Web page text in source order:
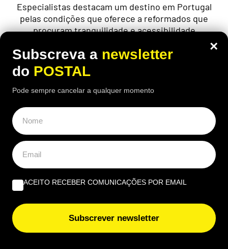
Especialistas destacam um destino em Portugal
pelas condições que oferece a reformados que
procuram tranquilidade e acessibilidade
ÚLTIMAS NOTÍCIAS
Primark ‘acelera’ em Portugal e estreia-se nestas duas
cidades: novas lojas vão abrir já em setembro
REN prevê quebra de 45% na produção solar durante o
eclipse de quarta-feira
Incineradora no Algarve gera críticas da Zero e pedido
de reunião urgente
Sismo de magnitude 3,5 sentido em Ourique, Almodôvar
×
Subscreva a newsletter
do POSTAL
Pode sempre cancelar a qualquer momento
ACEITO RECEBER COMUNICAÇÕES POR EMAIL
Subscrever newsletter